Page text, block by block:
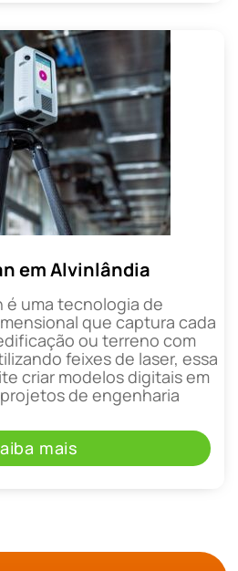
em Alvinlândia
é uma tecnologia de
que captura cada
ou terreno com
feixes de laser, essa
criar modelos digitais em
de engenharia
mais